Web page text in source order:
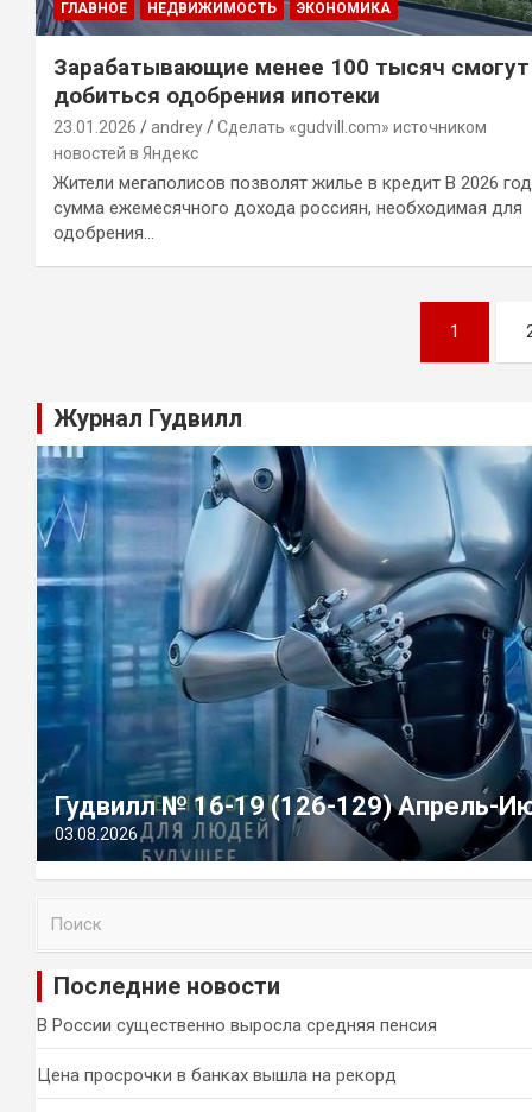
ГЛАВНОЕ НЕДВИЖИМОСТЬ ЭКОНОМИКА
Зарабатывающие менее 100 тысяч смогут
добиться одобрения ипотеки
23.01.2026 andrey
Сделать «gudvill.com» источником
новостей в Яндекс
Жители мегаполисов позволят жилье в кредит В 2026
сумма ежемесячного дохода россиян, необходимая для
одобрения…
записям
1
Журнал Гудвилл
Гудвилл № 16-19 (126-129) Апрель-
03.08.2026
и
Последние новости
В России существенно выросла средняя пенсия
Цена просрочки в банках вышла на рекорд